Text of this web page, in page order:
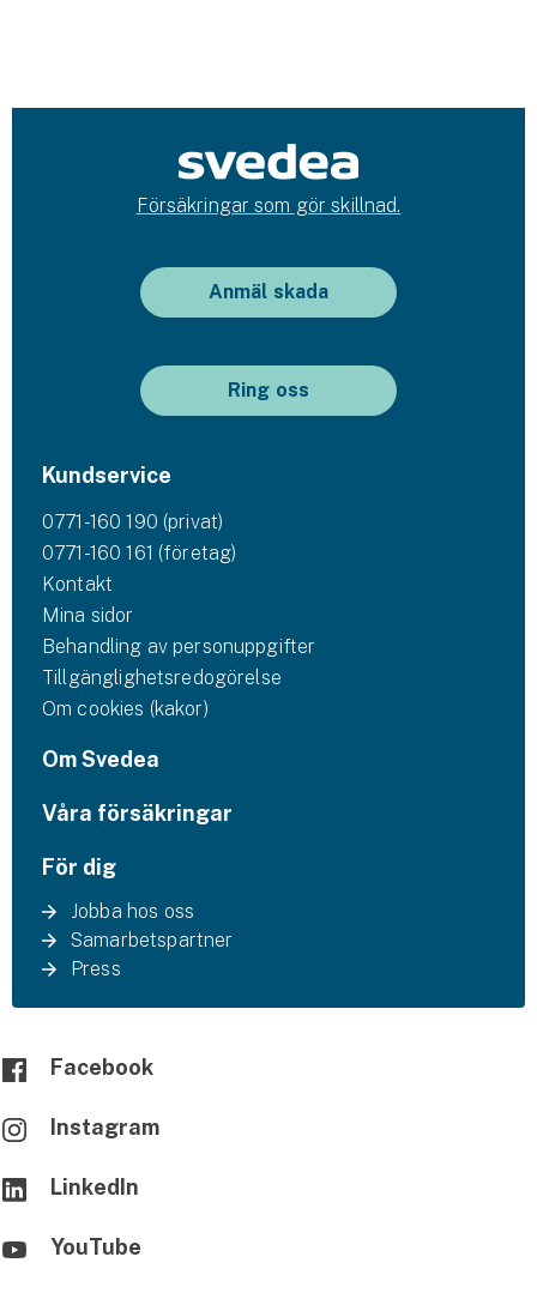
Försäkringar som gör skillnad.
Anmäl skada
Ring oss
Kundservice
0771-160 190 (privat)
0771-160 161 (företag)
Kontakt
Mina sidor
Behandling av personuppgifter
Tillgänglighetsredogörelse
Om cookies (kakor)
Om Svedea
Våra försäkringar
För dig
Jobba hos oss
Samarbetspartner
Press
Facebook
Instagram
LinkedIn
YouTube